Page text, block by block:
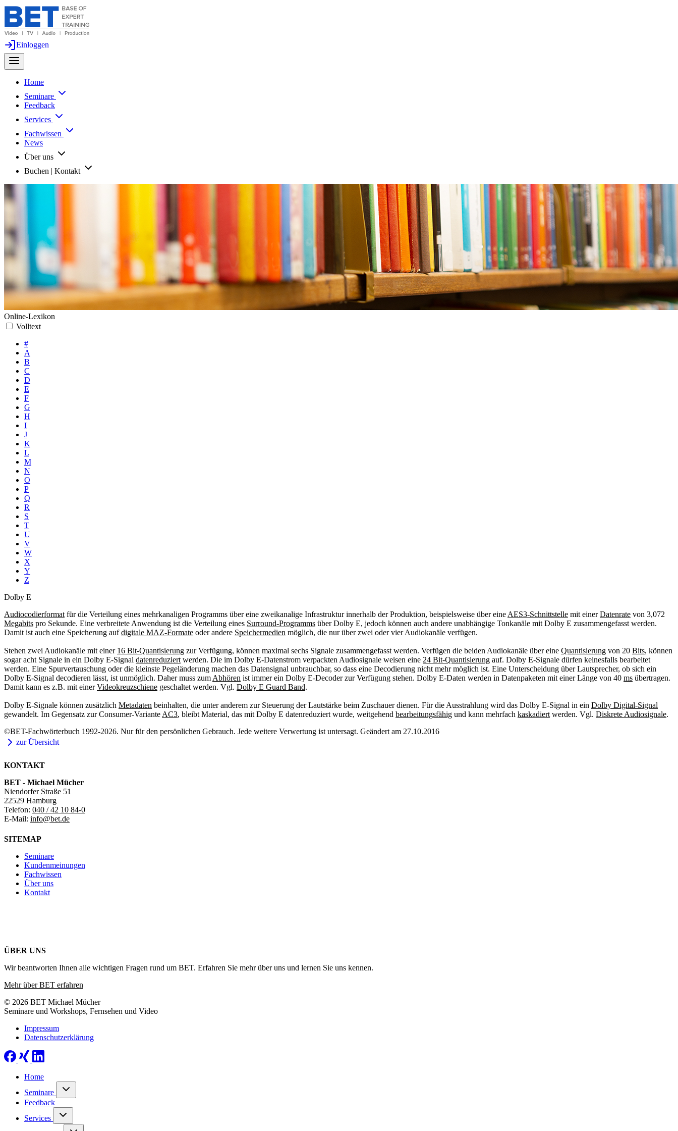
Einloggen
Home
Seminare
Feedback
Services
Fachwissen
News
Über uns
Buchen | Kontakt
Online-Lexikon
Volltext
#
A
B
C
D
E
F
G
H
I
J
K
L
M
N
O
P
Q
R
S
T
U
V
W
X
Y
Z
Dolby E
Audiocodierformat für die Verteilung eines mehrkanaligen Programms über eine zweikanalige Infrastruktur innerhalb der Produktion, beispielsweise über eine AES3-Schnittstelle mit einerDatenrate von 3,072
Megabits pro Sekunde. Eine verbreitete Anwendung ist die Verteilung eines Surround-Programms über Dolby E, jedoch können auch andere unabhängige Tonkanäle mit Dolby E zusammengefasst werden.
Damit ist auch eine Speicherung aufdigitale MAZ-Formate oder andere Speichermedien möglich, die nur über zwei oder vier Audiokanäle verfügen.
Stehen zwei Audiokanäle mit einer 16 Bit-Quantisierung zur Verfügung, können maximal sechs Signale zusammengefasst werden. Verfügen die beiden Audiokanäle über eine Quantisierung von 20 Bits, können
sogar acht Signale in ein Dolby E-Signal datenreduziert werden. Die im Dolby E-Datenstrom verpackten Audiosignale weisen eine 24 Bit-Quantisierung auf. Dolby E-Signale dürfen keinesfalls bearbeitet
werden. Eine Spurvertauschung oder die kleinste Pegeländerung machen das Datensignal unbrauchbar, so dass eine Decodierung nicht mehr möglich ist. Eine Unterscheidung über Lautsprecher, ob sich ein
Dolby E-Signal decodieren lässt, ist unmöglich. Daher muss zum Abhören ist immer ein Dolby E-Decoder zur Verfügung stehen. Dolby E-Daten werden in Datenpaketen mit einer Länge von 40 ms übertragen.
Damit kann es z.B. mit einerVideokreuzschiene geschaltet werden. Vgl. Dolby E Guard Band.
Dolby E-Signale können zusätzlich Metadaten beinhalten, die unter anderem zur Steuerung der Lautstärke beim Zuschauer dienen. Für die Ausstrahlung wird das Dolby E-Signal in ein Dolby Digital-Signal
gewandelt. Im Gegensatz zur Consumer-Variante AC3, bleibt Material, das mit Dolby E datenreduziert wurde, weitgehend bearbeitungsfähig und kann mehrfach kaskadiert werden. Vgl. Diskrete Audiosignale.
©BET-Fachwörterbuch 1992-2026. Nur für den persönlichen Gebrauch. Jede weitere Verwertung ist untersagt. Geändert am 27.10.2016
zur Übersicht
KONTAKT
BET - Michael Mücher
Niendorfer Straße 51
22529 Hamburg
Telefon: 040 / 42 10 84-0
E-Mail: info@bet.de
SITEMAP
Seminare
Kundenmeinungen
Fachwissen
Über uns
Kontakt
ÜBER UNS
Wir beantworten Ihnen alle wichtigen Fragen rund um BET. Erfahren Sie mehr über uns und lernen Sie uns kennen.
Mehr über BET erfahren
© 2026 BET Michael Mücher
Seminare und Workshops, Fernsehen und Video
Impressum
Datenschutzerklärung
Home
Seminare
Feedback
Services